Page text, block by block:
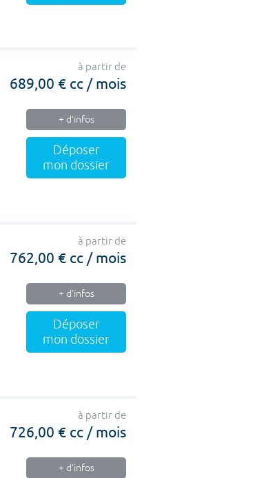
à partir de
689,00 € cc / mois
+ d'infos
Déposer
mon dossier
à partir de
762,00 € cc / mois
+ d'infos
Déposer
mon dossier
à partir de
726,00 € cc / mois
+ d'infos